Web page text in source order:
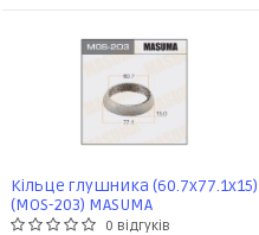
Кільце глушника (60.7x77.1x15)
(MOS-203) MASUMA
0 відгуків